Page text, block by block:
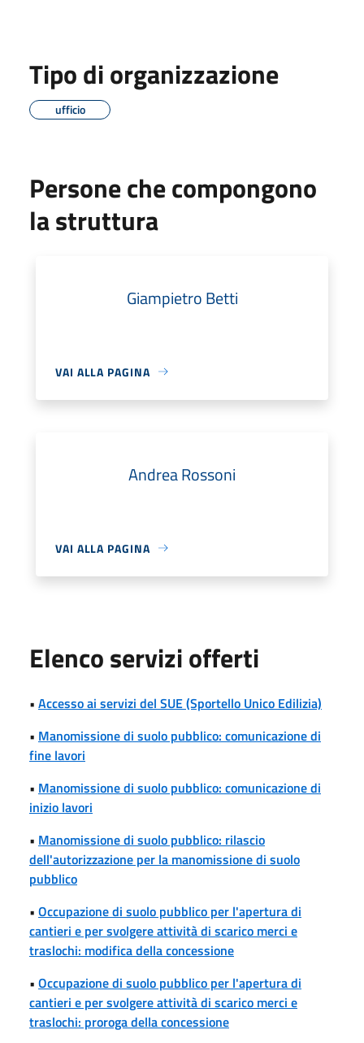
Tipo di organizzazione
ufficio
Persone che compongono
la struttura
Giampietro Betti
VAI ALLA PAGINA
Andrea Rossoni
VAI ALLA PAGINA
Elenco servizi offerti
• Accesso ai servizi del SUE (Sportello Unico Edilizia)
• Manomissione di suolo pubblico: comunicazione di
fine lavori
• Manomissione di suolo pubblico: comunicazione di
inizio lavori
• Manomissione di suolo pubblico: rilascio
dell'autorizzazione per la manomissione di suolo
pubblico
• Occupazione di suolo pubblico per l'apertura di
cantieri e per svolgere attività di scarico merci e
traslochi: modifica della concessione
• Occupazione di suolo pubblico per l'apertura di
cantieri e per svolgere attività di scarico merci e
traslochi: proroga della concessione